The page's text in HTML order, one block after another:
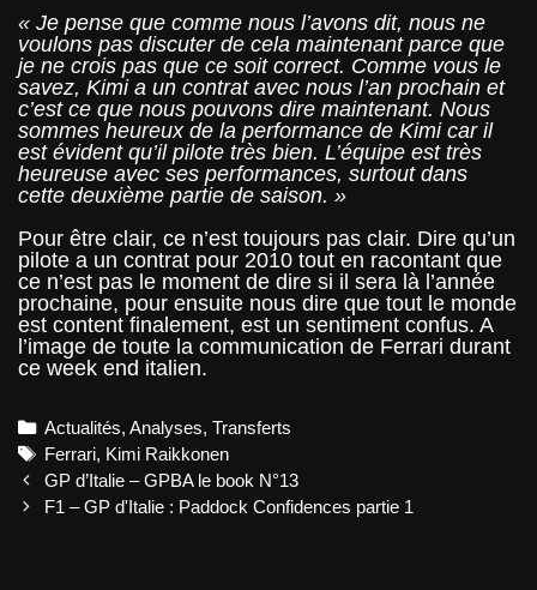
« Je pense que comme nous l’avons dit, nous ne
voulons pas discuter de cela maintenant parce que
je ne crois pas que ce soit correct. Comme vous le
savez, Kimi a un contrat avec nous l’an prochain et
c’est ce que nous pouvons dire maintenant. Nous
sommes heureux de la performance de Kimi car il
est évident qu’il pilote très bien. L’équipe est très
heureuse avec ses performances, surtout dans
cette deuxième partie de saison. »
Pour être clair, ce n’est toujours pas clair. Dire qu’un
pilote a un contrat pour 2010 tout en racontant que
ce n’est pas le moment de dire si il sera là l’année
prochaine, pour ensuite nous dire que tout le monde
est content finalement, est un sentiment confus. A
l’image de toute la communication de Ferrari durant
ce week end italien.
Categories
Actualités,Analyses,Transferts
Tags
Ferrari, Kimi Raikkonen
Post
navigation
GP d’Italie – GPBA le book N°13
F1 – GP d'Italie : Paddock Confidences partie 1